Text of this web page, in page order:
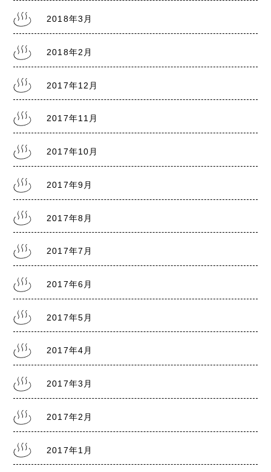
2018年3月
2018年2月
2017年12月
2017年11月
2017年10月
2017年9月
2017年8月
2017年7月
2017年6月
2017年5月
2017年4月
2017年3月
2017年2月
2017年1月